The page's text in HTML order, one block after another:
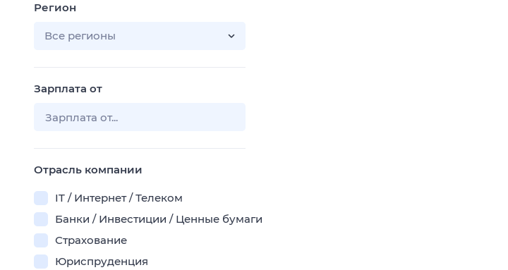
Регион
Все регионы
Зарплата от
Отрасль компании
IT / Интернет / Телеком
Банки / Инвестиции / Ценные бумаги
Страхование
Юриспруденция